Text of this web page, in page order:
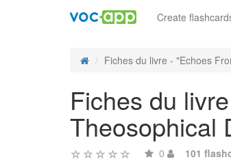
Create
Fiches du livre - "Echoes
Fiches du
Theosophical
0 101